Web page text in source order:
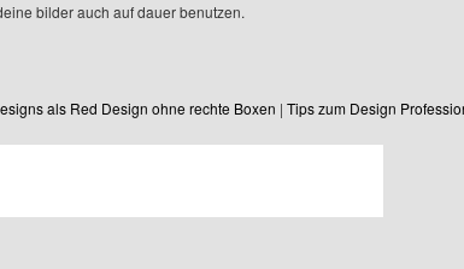
bilder auch auf dauer benutzen.
als Red Design ohne rechte Boxen | Tips zum Design
6p-iceblue